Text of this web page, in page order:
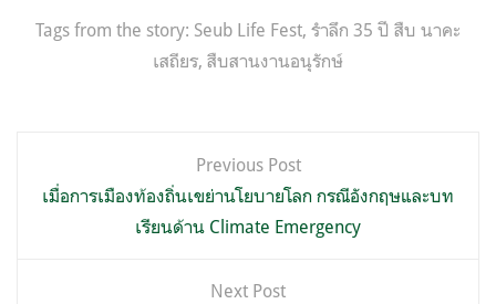
Tags from the story: Seub Life Fest, รำลึก 35 ปี สืบ นาคะ
เสถียร, สืบสานงานอนุรักษ์
เรื่อง
Previous Post
เมื่อการเมืองท้องถิ่นเขย่านโยบายโลก กรณีอังกฤษและบท
เรียนด้าน Climate Emergency
Next Post